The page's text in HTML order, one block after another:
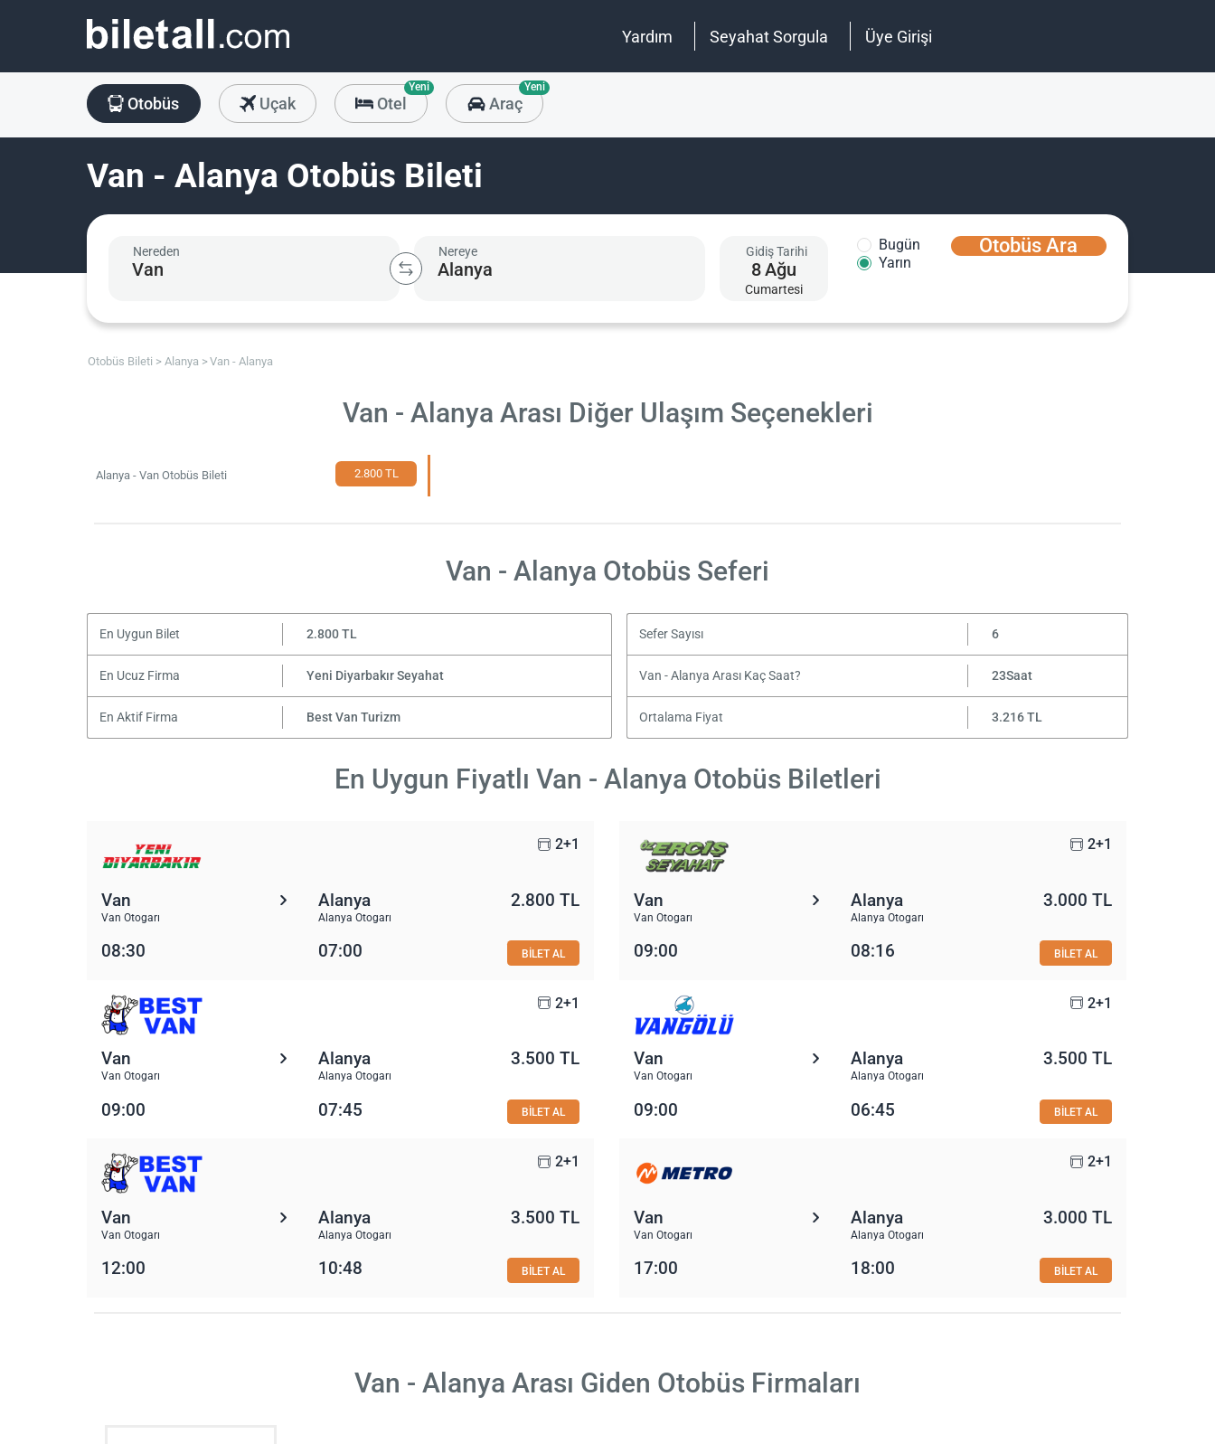
Yardım Seyahat Sorgula Üye Girişi
Otobüs Uçak Otel
Yeni
Araç
Yeni
Van - Alanya Otobüs Bileti
Nereden Nereye Gidiş Tarihi
8Ağu
Cumartesi
Bugün
Yarın
Otobüs Ara
Otobüs Bileti Alanya Van - Alanya
Van - Alanya Arası Diğer Ulaşım Seçenekleri
Alanya - Van Otobüs Bileti 2.800 TL
Van - Alanya Otobüs Seferi
En Uygun Bilet 2.800 TL Sefer Sayısı 6
En Ucuz Firma Yeni Diyarbakır Seyahat Van - Alanya Arası Kaç Saat? 23Saat
En Aktif Firma Best Van Turizm Ortalama Fiyat 3.216 TL
En Uygun Fiyatlı Van - Alanya Otobüs Biletleri
2+1
Van
Van Otogarı
Alanya
Alanya Otogarı
2.800 TL
08:30 07:00 BİLET AL
2+1
Van
Van Otogarı
Alanya
Alanya Otogarı
3.000 TL
09:00 08:16 BİLET AL
2+1
Van
Van Otogarı
Alanya
Alanya Otogarı
3.500 TL
09:00 07:45 BİLET AL
2+1
Van
Van Otogarı
Alanya
Alanya Otogarı
3.500 TL
09:00 06:45 BİLET AL
2+1
Van
Van Otogarı
Alanya
Alanya Otogarı
3.500 TL
12:00 10:48 BİLET AL
2+1
Van
Van Otogarı
Alanya
Alanya Otogarı
3.000 TL
17:00 18:00 BİLET AL
Van - Alanya Arası Giden Otobüs Firmaları